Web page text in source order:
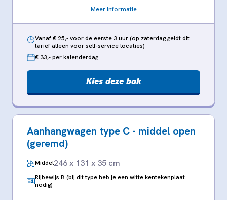
Meer informatie
Vanaf € 25,- voor de eerste 3 uur (op zaterdag geldt dit
tarief alleen voor self-service locaties)
€ 33,- per kalenderdag
Kies deze bak
Aanhangwagen type C - middel open
(geremd)
Middel246 x 131 x 35 cm
Rijbewijs B (bij dit type heb je een witte kentekenplaat
nodig)